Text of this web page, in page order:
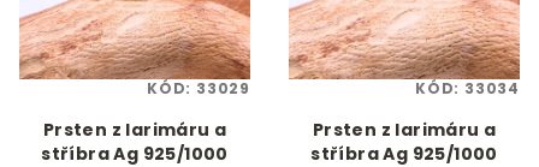
Prsten z larimáru a
stříbra Ag 925/1000
KÓD: 33029
Prsten z larimáru a
stříbra Ag 925/1000
KÓD: 33034